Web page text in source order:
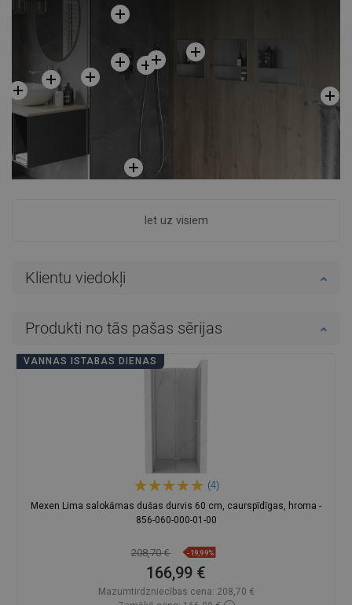
Iecienītākie
Iet uz visiem
Klientu viedokļi
Produkti no tās pašas sērijas
VANNAS ISTABAS DIENAS
(4)
Mexen Lima salokāmas dušas durvis 60 cm, caurspīdīgas, hroma -
856-060-000-01-00
208,70 € -19,99%
166,99 €
Mazumtirdzniecības cena: 208,70 €